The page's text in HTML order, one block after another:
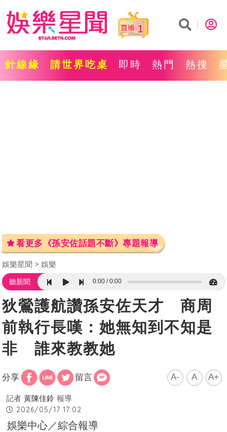
1
針線緣 請世界吃桌 即時 熱門 熱搜
看更多《孫安佐話題不斷》專題報導
娛樂星聞 娛樂
聽新聞 0:00 0:00
狄鶯護航讚孫安佐天才 商周
前執行長嘆：她無知到不知是
非 誰來教教她
分享 留言 A- A A+
記者 黃陳佳鈴 報導
2026/05/17 17:02
娛樂中心／綜合報導